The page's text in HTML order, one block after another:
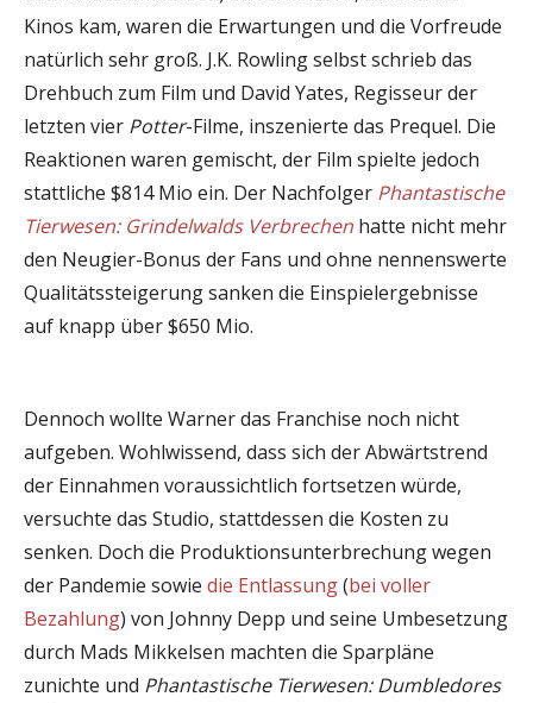
Kinos kam, waren die Erwartungen und die Vorfreude
natürlich sehr groß. J.K. Rowling selbst schrieb das
Drehbuch zum Film und David Yates, Regisseur der
letzten vier Potter-Filme, inszenierte das Prequel. Die
Reaktionen waren gemischt, der Film spielte jedoch
stattliche $814 Mio ein. Der Nachfolger Phantastische
Tierwesen: Grindelwalds Verbrechen hatte nicht mehr
den Neugier-Bonus der Fans und ohne nennenswerte
Qualitätssteigerung sanken die Einspielergebnisse
auf knapp über $650 Mio.
Dennoch wollte Warner das Franchise noch nicht
aufgeben. Wohlwissend, dass sich der Abwärtstrend
der Einnahmen voraussichtlich fortsetzen würde,
versuchte das Studio, stattdessen die Kosten zu
senken. Doch die Produktionsunterbrechung wegen
der Pandemie sowie die Entlassung(bei voller
Bezahlung) von Johnny Depp und seine Umbesetzung
durch Mads Mikkelsen machten die Sparpläne
zunichte und Phantastische Tierwesen: Dumbledores